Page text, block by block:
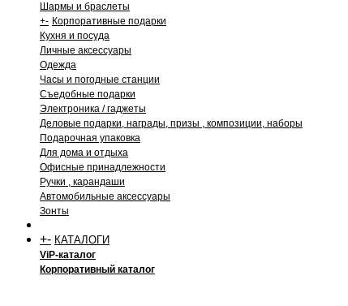
Шармы и браслеты
+- Корпоративные подарки
Кухня и посуда
Личные аксессуары
Одежда
Часы и погодные станции
Съедобные подарки
Электроника / гаджеты
Деловые подарки, награды, призы , композиции, наборы
Подарочная упаковка
Для дома и отдыха
Офисные принадлежности
Ручки , карандаши
Автомобильные аксессуары
Зонты
+- КАТАЛОГИ
ViP-каталог
Корпоративный каталог